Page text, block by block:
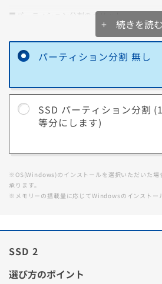
■パーティション分割のメリット
パーティション分割により、1つのSSD内に
用ブロックを分けることで、データ管理がと
システム障害等でOSを再インストールする
ム用ブロックのみの作業で対応が可能です
2．簡単にバックアップ
データを管理しているブロックが分かれて
+ 続きを読む
パーティション分割 無し
SSD パーティション分割
等分にします)
※OS(Windows)のインストールを選択いただいた場
承ります。
※メモリーの搭載量に応じてWindowsのインストー
SSD 2
選び方のポイント